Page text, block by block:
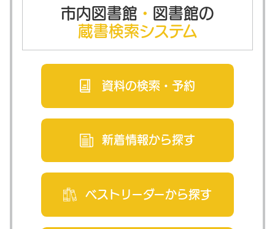
市内図書館 ・ 図書館の
蔵書検索システム
資料の検索・ 予約
新着情報から探す
ベストリーダーから探す